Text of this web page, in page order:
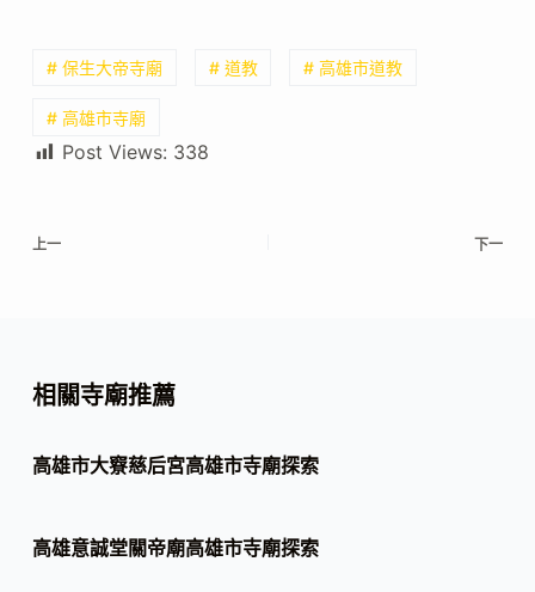
# 保生大帝寺廟 # 道教 # 高雄市道教
# 高雄市寺廟
Post Views: 338
上一 下一
相關寺廟推薦
高雄市大竂慈后宮高雄市寺廟探索
高雄意誠堂關帝廟高雄市寺廟探索